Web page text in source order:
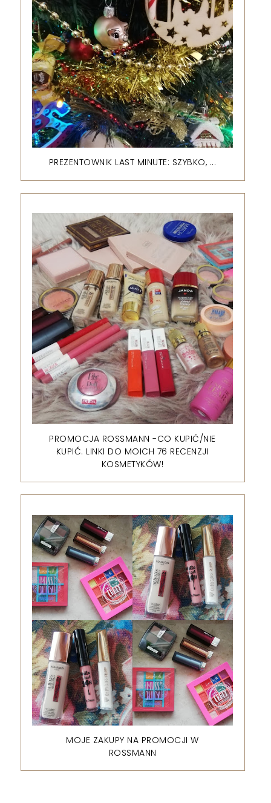
PREZENTOWNIK LAST MINUTE: SZYBKO, ...
PROMOCJA ROSSMANN -CO KUPIĆ/NIE
KUPIĆ. LINKI DO MOICH 76 RECENZJI
KOSMETYKÓW!
MOJE ZAKUPY NA PROMOCJI W
ROSSMANN